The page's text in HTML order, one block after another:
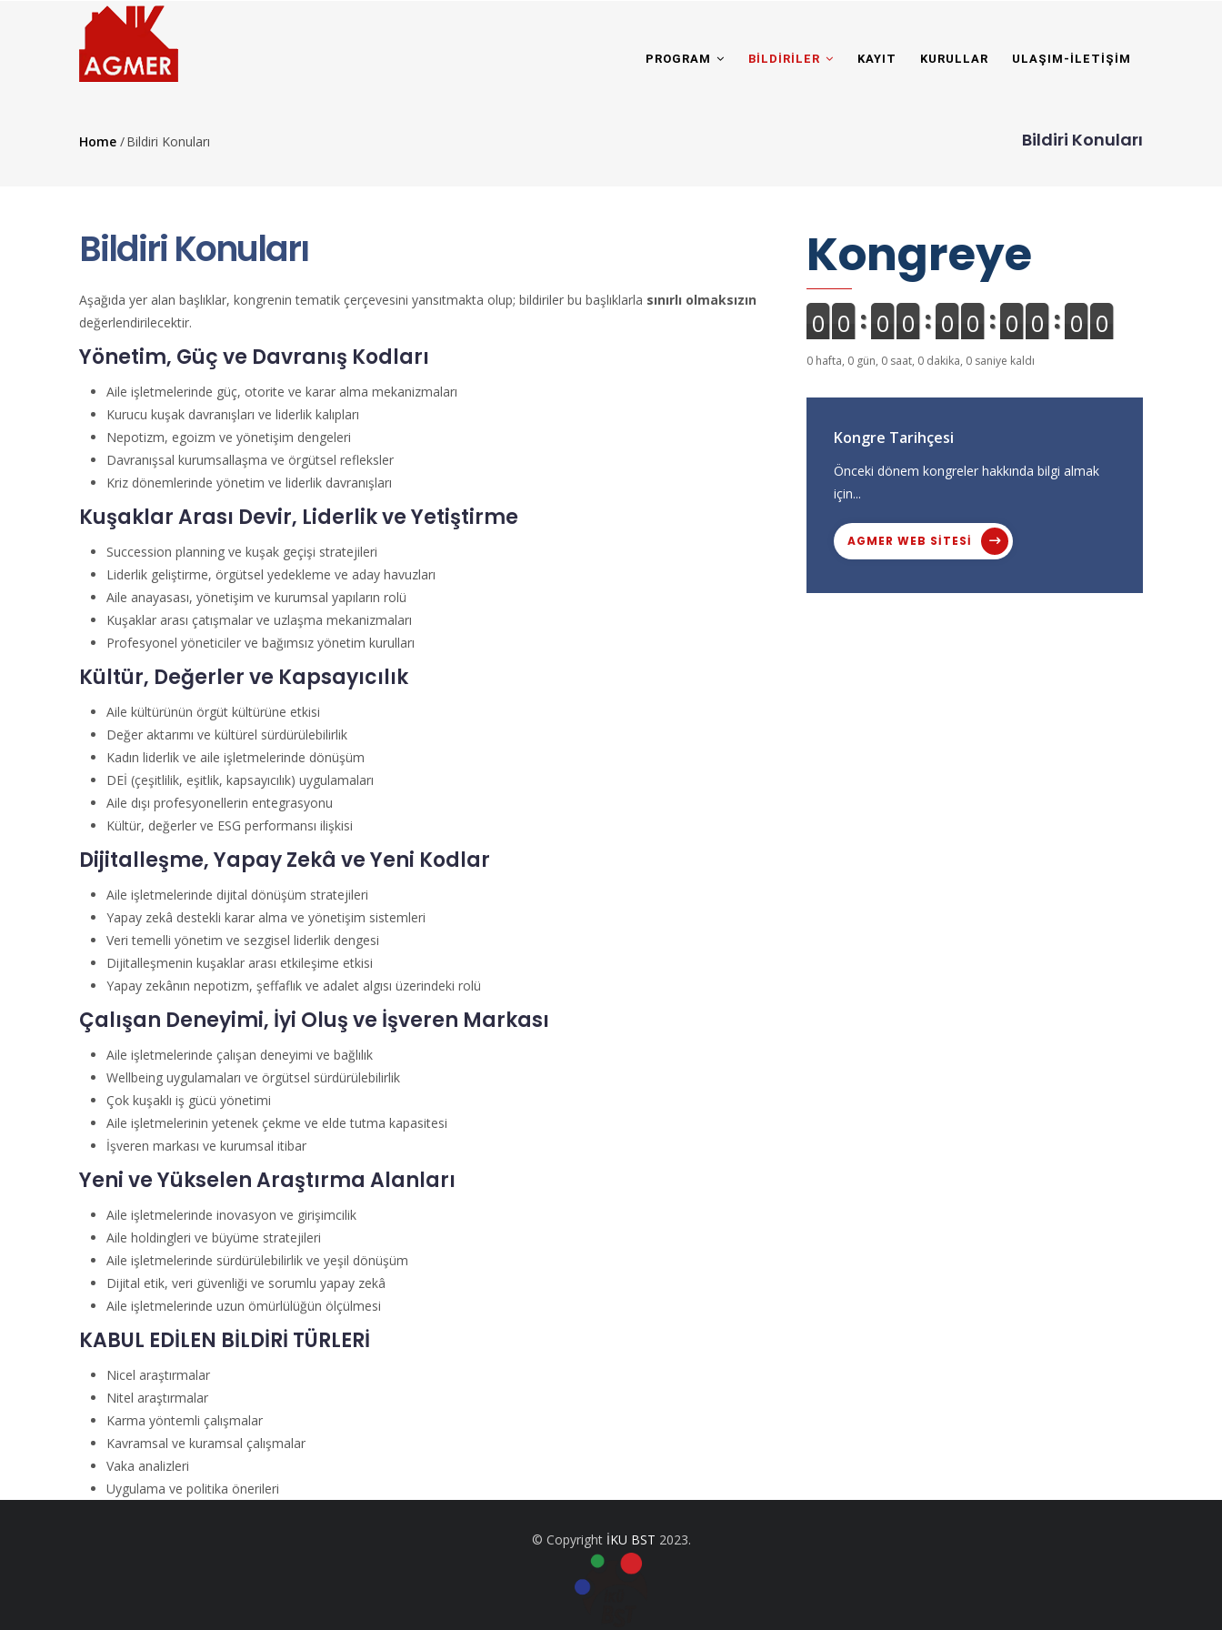
PROGRAM BİLDİRİLER KAYIT KURULLAR ULAŞIM-İLETIŞIM
Bildiri Konuları
Breadcrumb
Home /Bildiri Konuları
Bildiri Konuları
Aşağıda yer alan başlıklar, kongrenin tematik çerçevesini yansıtmakta olup; bildiriler bu başlıklarla sınırlı olmaksızın
değerlendirilecektir.
Yönetim, Güç ve Davranış Kodları
Aile işletmelerinde güç, otorite ve karar alma mekanizmaları
Kurucu kuşak davranışları ve liderlik kalıpları
Nepotizm, egoizm ve yönetişim dengeleri
Davranışsal kurumsallaşma ve örgütsel refleksler
Kriz dönemlerinde yönetim ve liderlik davranışları
Kuşaklar Arası Devir, Liderlik ve Yetiştirme
Succession planning ve kuşak geçişi stratejileri
Liderlik geliştirme, örgütsel yedekleme ve aday havuzları
Aile anayasası, yönetişim ve kurumsal yapıların rolü
Kuşaklar arası çatışmalar ve uzlaşma mekanizmaları
Profesyonel yöneticiler ve bağımsız yönetim kurulları
Kültür, Değerler ve Kapsayıcılık
Aile kültürünün örgüt kültürüne etkisi
Değer aktarımı ve kültürel sürdürülebilirlik
Kadın liderlik ve aile işletmelerinde dönüşüm
DEİ (çeşitlilik, eşitlik, kapsayıcılık) uygulamaları
Aile dışı profesyonellerin entegrasyonu
Kültür, değerler ve ESG performansı ilişkisi
Dijitalleşme, Yapay Zekâ ve Yeni Kodlar
Aile işletmelerinde dijital dönüşüm stratejileri
Yapay zekâ destekli karar alma ve yönetişim sistemleri
Veri temelli yönetim ve sezgisel liderlik dengesi
Dijitalleşmenin kuşaklar arası etkileşime etkisi
Yapay zekânın nepotizm, şeffaflık ve adalet algısı üzerindeki rolü
Çalışan Deneyimi, İyi Oluş ve İşveren Markası
Aile işletmelerinde çalışan deneyimi ve bağlılık
Wellbeing uygulamaları ve örgütsel sürdürülebilirlik
Çok kuşaklı iş gücü yönetimi
Aile işletmelerinin yetenek çekme ve elde tutma kapasitesi
İşveren markası ve kurumsal itibar
Yeni ve Yükselen Araştırma Alanları
Aile işletmelerinde inovasyon ve girişimcilik
Aile holdingleri ve büyüme stratejileri
Aile işletmelerinde sürdürülebilirlik ve yeşil dönüşüm
Dijital etik, veri güvenliği ve sorumlu yapay zekâ
Aile işletmelerinde uzun ömürlülüğün ölçülmesi
KABUL EDİLEN BİLDİRİ TÜRLERİ
Nicel araştırmalar
Nitel araştırmalar
Karma yöntemli çalışmalar
Kavramsal ve kuramsal çalışmalar
Vaka analizleri
Uygulama ve politika önerileri
Kongreye
0 0 0 0 0 0 0 0 0 0
0 hafta, 0 gün, 0 saat, 0 dakika, 0 saniye kaldı
Kongre Tarihçesi
Önceki dönem kongreler hakkında bilgi almak
için...
AGMER WEB SITESI
© Copyright İKU BST 2023.